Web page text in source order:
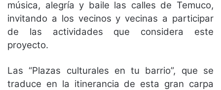
música, alegría y baile las calles de Temuco,
invitando a los vecinos y vecinas a participar
de las actividades que considera este
proyecto.
Las “Plazas culturales en tu barrio”, que se
traduce en la itinerancia de esta gran carpa